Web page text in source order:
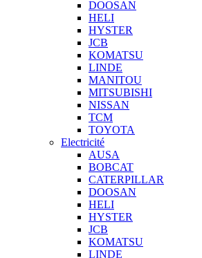
DOOSAN
HELI
HYSTER
JCB
KOMATSU
LINDE
MANITOU
MITSUBISHI
NISSAN
TCM
TOYOTA
Electricité
AUSA
BOBCAT
CATERPILLAR
DOOSAN
HELI
HYSTER
JCB
KOMATSU
LINDE